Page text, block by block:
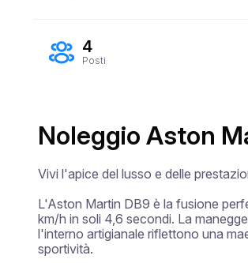
4
Posti
Noleggio Aston
Vivi l'apice del lusso e delle
L'Aston Martin DB9 è la fusione
km/h in soli 4,6 secondi. La
l'interno artigianale riflettono una
sportività.